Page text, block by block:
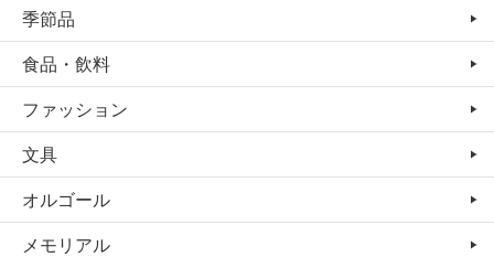
季節品
食品・飲料
ファッション
文具
オルゴール
メモリアル